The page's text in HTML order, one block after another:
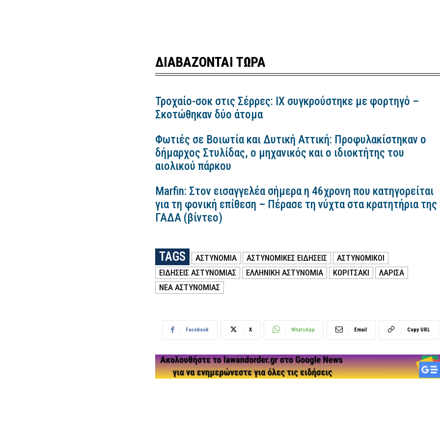
ΔΙΑΒΑΖΟΝΤΑΙ ΤΩΡΑ
Τροχαίο-σοκ στις Σέρρες: ΙΧ συγκρούστηκε με φορτηγό –
Σκοτώθηκαν δύο άτομα
Φωτιές σε Βοιωτία και Δυτική Αττική: Προφυλακίστηκαν ο
δήμαρχος Στυλίδας, ο μηχανικός και ο ιδιοκτήτης του
αιολικού πάρκου
Marfin: Στον εισαγγελέα σήμερα η 46χρονη που κατηγορείται
για τη φονική επίθεση – Πέρασε τη νύχτα στα κρατητήρια της
ΓΑΔΑ (βίντεο)
TAGS ΑΣΤΥΝΟΜΙΑ ΑΣΤΥΝΟΜΙΚΕΣ ΕΙΔΗΣΕΙΣ
ΑΣΤΥΝΟΜΙΚΟΙ
ΕΙΔΗΣΕΙΣ ΑΣΤΥΝΟΜΙΑΣ
ΕΛΛΗΝΙΚΗ ΑΣΤΥΝΟΜΙΑ ΚΟΡΙΤΣΑΚΙ
ΛΑΡΙΣΑ
ΝΕΑ ΑΣΤΥΝΟΜΙΑΣ
Facebook X WhatsApp Email Copy URL